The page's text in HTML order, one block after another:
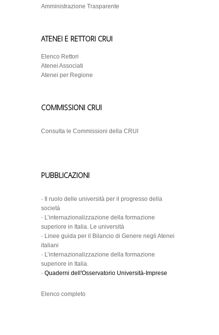
Amministrazione Trasparente
ATENEI E RETTORI CRUI
Elenco Rettori
Atenei Associati
Atenei per Regione
COMMISSIONI CRUI
Consulta le Commissioni della CRUI
PUBBLICAZIONI
-
Il ruolo delle università per il progresso della
società
- L’internazionalizzazione della formazione
superiore in Italia. Le università
- Linee guida per il Bilancio di Genere negli Atenei
italiani
- L’internazionalizzazione della formazione
superiore in Italia.
- Quaderni dell'Osservatorio Università-Imprese
Elenco completo